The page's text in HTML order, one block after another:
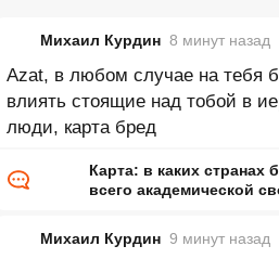
Михаил Курдин 8 минут назад
Azat, в любом случае на тебя
влиять стоящие над тобой в
люди, карта бред
Карта: в каких странах
всего академической
Михаил Курдин 9 минут назад